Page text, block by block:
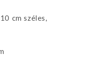
cm széles,